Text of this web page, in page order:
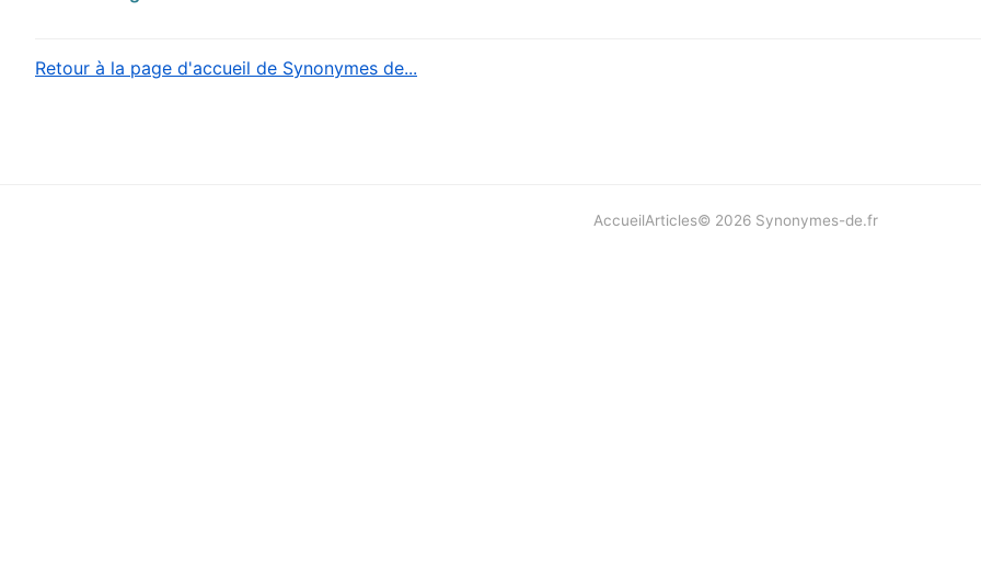
Retour à la page d'accueil de Synonymes de...
AccueilArticles© 2026 Synonymes-de.fr